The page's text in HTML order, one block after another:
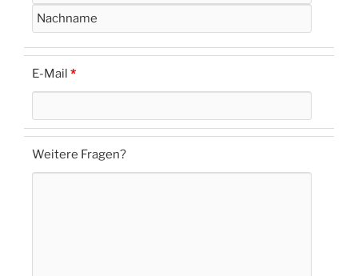
E-Mail *
Weitere Fragen?